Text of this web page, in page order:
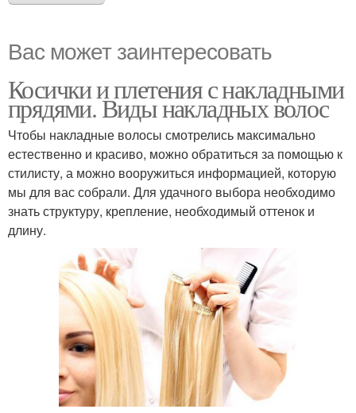
Вас может заинтересовать
Косички и плетения с накладными
прядями. Виды накладных волос
Чтобы накладные волосы смотрелись максимально
естественно и красиво, можно обратиться за помощью к
стилисту, а можно вооружиться информацией, которую
мы для вас собрали. Для удачного выбора необходимо
знать структуру, крепление, необходимый оттенок и
длину.